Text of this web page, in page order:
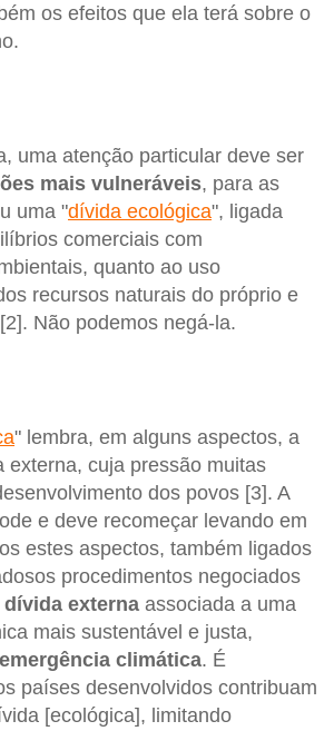
os efeitos que ela terá sobre o
uma atenção particular deve ser
mais vulneráveis, para as
uma "dívida ecológica", ligada
comerciais com
quanto ao uso
recursos naturais do próprio e
Não podemos negá-la.
" lembra, em alguns aspectos, a
externa, cuja pressão muitas
dos povos [3]. A
e deve recomeçar levando em
estes aspectos, também ligados
procedimentos negociados
dívida externa associada a uma
mais sustentável e justa,
emergência climática. É
países desenvolvidos contribuam
[ecológica], limitando